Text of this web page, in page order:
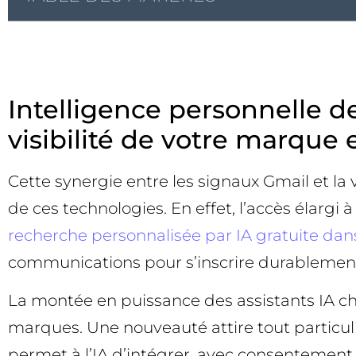
Intelligence personnelle
visibilité de votre marque
Cette synergie entre les signaux Gmail et
de ces technologies. En effet, l’accès
recherche personnalisée par IA gratuite
communications pour s’inscrire
La montée en puissance des assistants IA
marques. Une nouveauté attire tout